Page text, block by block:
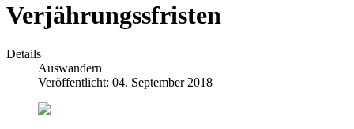
Verjährungssfristen
Details
Auswandern
Veröffentlicht: 04. September 2018